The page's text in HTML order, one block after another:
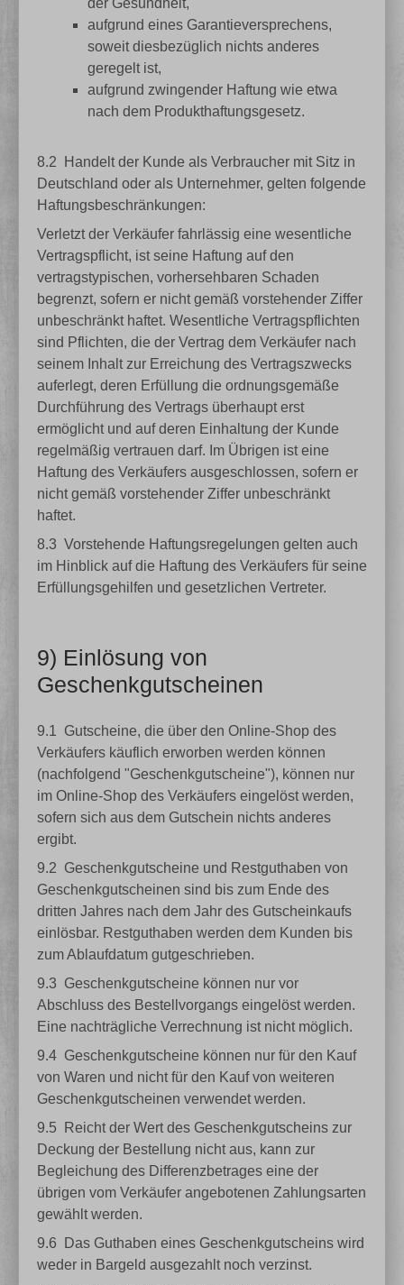
der Gesundheit,
aufgrund eines Garantieversprechens,
soweit diesbezüglich nichts anderes
geregelt ist,
aufgrund zwingender Haftung wie etwa
nach dem Produkthaftungsgesetz.
8.2
Handelt der Kunde als Verbraucher mit Sitz in
Deutschland oder als Unternehmer, gelten folgende
Haftungsbeschränkungen:
Verletzt der Verkäufer fahrlässig eine wesentliche
Vertragspflicht, ist seine Haftung auf den
vertragstypischen, vorhersehbaren Schaden
begrenzt, sofern er nicht gemäß vorstehender Ziffer
unbeschränkt haftet. Wesentliche Vertragspflichten
sind Pflichten, die der Vertrag dem Verkäufer nach
seinem Inhalt zur Erreichung des Vertragszwecks
auferlegt, deren Erfüllung die ordnungsgemäße
Durchführung des Vertrags überhaupt erst
ermöglicht und auf deren Einhaltung der Kunde
regelmäßig vertrauen darf. Im Übrigen ist eine
Haftung des Verkäufers ausgeschlossen, sofern er
nicht gemäß vorstehender Ziffer unbeschränkt
haftet.
8.3 Vorstehende Haftungsregelungen gelten auch
im Hinblick auf die Haftung des Verkäufers für seine
Erfüllungsgehilfen und gesetzlichen Vertreter.
9) Einlösung von
Geschenkgutscheinen
9.1 Gutscheine, die über den Online-Shop des
Verkäufers käuflich erworben werden können
(nachfolgend "Geschenkgutscheine"), können nur
im Online-Shop des Verkäufers eingelöst werden,
sofern sich aus dem Gutschein nichts anderes
ergibt.
9.2 Geschenkgutscheine und Restguthaben von
Geschenkgutscheinen sind bis zum Ende des
dritten Jahres nach dem Jahr des Gutscheinkaufs
einlösbar. Restguthaben werden dem Kunden bis
zum Ablaufdatum gutgeschrieben.
9.3 Geschenkgutscheine können nur vor
Abschluss des Bestellvorgangs eingelöst werden.
Eine nachträgliche Verrechnung ist nicht möglich.
9.4 Geschenkgutscheine können nur für den Kauf
von Waren und nicht für den Kauf von weiteren
Geschenkgutscheinen verwendet werden.
9.5
Reicht der Wert des Geschenkgutscheins zur
Deckung der Bestellung nicht aus, kann zur
Begleichung des Differenzbetrages eine der
übrigen vom Verkäufer angebotenen Zahlungsarten
gewählt werden.
9.6
Das Guthaben eines Geschenkgutscheins wird
weder in Bargeld ausgezahlt noch verzinst.